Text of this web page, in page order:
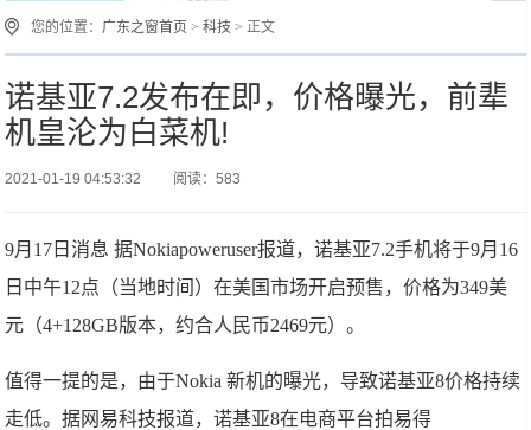
您的位置： 广东之窗首页 >科技 > 正文
诺基亚7.2发布在即，价格曝光，前辈
机皇沦为白菜机!
2021-01-19 04:53:32 阅读：583
9月17日消息 据Nokiapoweruser报道，诺基亚7.2手机将于9月16
日中午12点（当地时间）在美国市场开启预售，价格为349美
元（4+128GB版本，约合人民币2469元）。
值得一提的是，由于Nokia 新机的曝光，导致诺基亚8价格持续
走低。据网易科技报道，诺基亚8在电商平台拍易得